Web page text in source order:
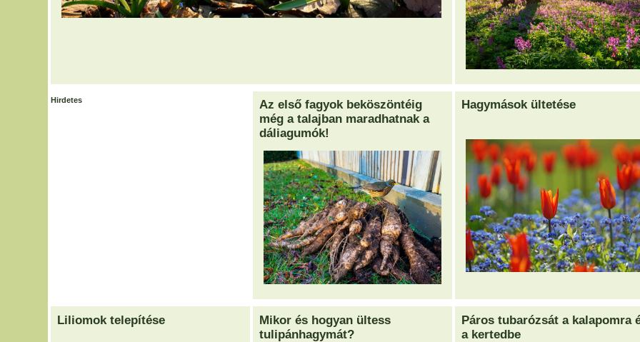
Hirdetes
Az első fagyok beköszöntéig
még a talajban maradhatnak a
dáliagumók!
Hagymások ültetése
Liliomok telepítése
Mikor és hogyan ültess
tulipánhagymát?
Páros tubarózsát a kalapomra
a kertedbe